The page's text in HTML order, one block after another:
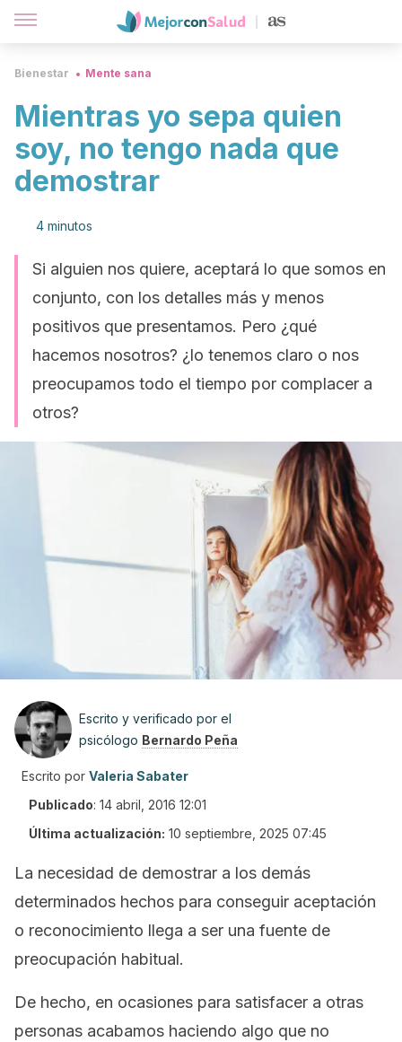
Bienestar Mente sana
Mientras yo sepa quien
soy, no tengo nada que
demostrar
4 minutos
Si alguien nos quiere, aceptará lo que somos en
conjunto, con los detalles más y menos
positivos que presentamos. Pero ¿qué
hacemos nosotros? ¿lo tenemos claro o nos
preocupamos todo el tiempo por complacer a
otros?
Escrito y verificado por el
psicólogo Bernardo Peña
Escrito por Valeria Sabater
Publicado: 14 abril, 2016 12:01
Última actualización: 10 septiembre, 2025 07:45
La necesidad de demostrar a los demás
determinados hechos para conseguir aceptación
o reconocimiento llega a ser una fuente de
preocupación habitual.
De hecho, en ocasiones para satisfacer a otras
personas acabamos haciendo algo que no